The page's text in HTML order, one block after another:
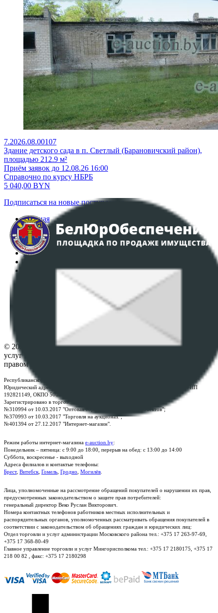
7.2026.08.00107
Здание детского сада в п. Светлый (Барановичский район),
площадью 212.9 м²
Приём заявок до 12.08.26 16:00
Справочно по курсу НБРБ
5 040,00 BYN
Подписаться на новые поступления
Главная
Аукционы
Интернет-магазин
Регламент организации и проведения торгов
Политика в отношении обработки персональных
ПОЛОЖЕНИЕ О ПОЛИТИКЕ ОБРАБОТКИ COOKIE-
Настройки cookie-файлов
© 2026 Республиканское унитарное предприятие по оказанию
услуг "БелЮрОбеспечение" - Все права защищены авторским
правом
Республиканское унитарное предприятие по оказанию услуг "БелЮрОбеспечение"
Юридический адрес: г. Минск, пр-т. Дзержинского, 1Б, e-mail:
, УНП
192821149, ОКПО 500111895000
Зарегистрировано в торговом реестре Республики Беларусь:
№310994 от 10.03.2017 "Оптовая торговля без торговых объектов";
№370993 от 10.03.2017 "Торговля на аукционах";
№401394 от 27.12.2017 "Интернет-магазин".
Режим работы интернет-магазина e-auction.by:
Понедельник – пятница: с 9:00 до 18:00, перерыв на обед: с 13:00 до 14:00
Суббота, воскресенье - выходной
Адреса филиалов и контактые телефоны:
Брест, Витебск Гомель Гродно Могилёв
Лица, уполномоченные на рассмотрение обращений покупателей о нарушении их прав,
предусмотренных законодательством о защите прав потребителей:
генеральный директор Веко Руслан Викторович.
Номера контактных телефонов работников местных исполнительных и
распорядительных органов, уполномоченных рассматривать обращения покупателей в
соответствии с законодательством об обращениях граждан и юридических лиц:
Отдел торговли и услуг администрации Московского района тел.: +375 17 263-97-69,
+375 17 368-80-49
Главное управление торговли и услуг Мингорисполкома тел.: +375 17 2180175, +375 17
218 00 82 , факс: +375 17 2180298